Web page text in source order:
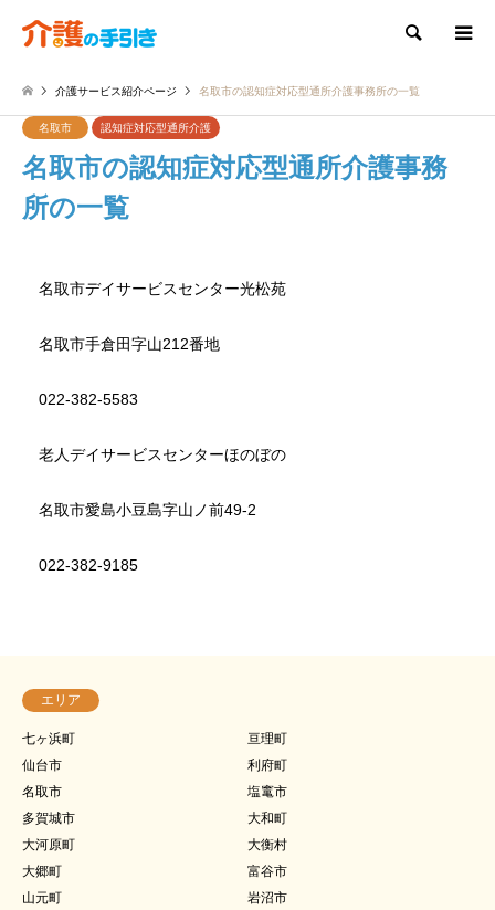
検索
介護サービス紹介ページ 名取市の認知症対応型通所介護事務所の一覧
名取市 認知症対応型通所介護
名取市の認知症対応型通所介護事務
所の一覧
名取市デイサービスセンター光松苑
名取市手倉田字山212番地
022-382-5583
老人デイサービスセンターほのぼの
名取市愛島小豆島字山ノ前49-2
022-382-9185
エリア
七ヶ浜町
亘理町
仙台市
利府町
名取市
塩竃市
多賀城市
大和町
大河原町
大衡村
大郷町
富谷市
山元町
岩沼市